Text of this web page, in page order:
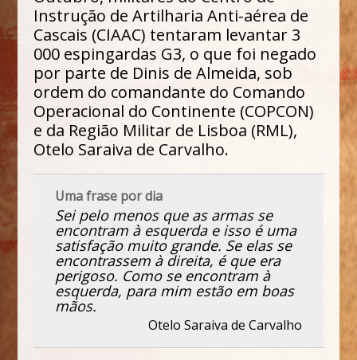
Instrução de Artilharia Anti-aérea de
Cascais (CIAAC) tentaram levantar 3
000 espingardas G3, o que foi negado
por parte de Dinis de Almeida, sob
ordem do comandante do Comando
Operacional do Continente (COPCON)
e da Região Militar de Lisboa (RML),
Otelo Saraiva de Carvalho.
Uma frase por dia
Sei pelo menos que as armas se
encontram à esquerda e isso é uma
satisfação muito grande. Se elas se
encontrassem à direita, é que era
perigoso. Como se encontram à
esquerda, para mim estão em boas
mãos.
Otelo Saraiva de Carvalho